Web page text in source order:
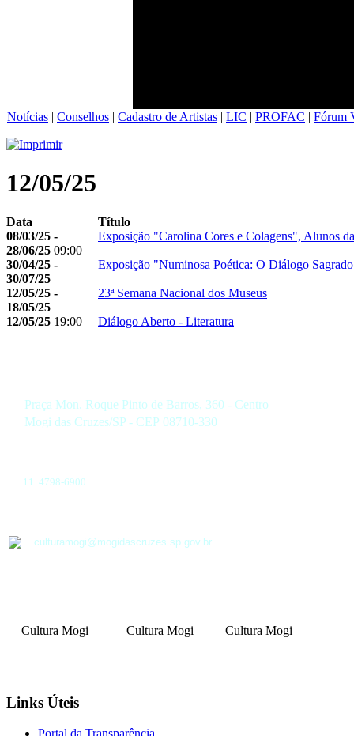
Notícias | Conselhos | Cadastro de Artistas | LIC | PROFAC | Fórum
12/05/25
Data
Título
08/03/25 -
28/06/25 09:00
Exposição "Carolina Cores e Colagens", Alunos
30/04/25 -
30/07/25
Exposição "Numinosa Poética: O Diálogo
12/05/25 -
18/05/25
23ª Semana Nacional dos Museus
12/05/25 19:00 Diálogo Aberto - Literatura
Praça Mon. Roque Pinto de Barros, 360 - Centro
Mogi das Cruzes/SP - CEP 08710-330
11 4798-6900
culturamogi@mogidascruzes.sp.gov.br
Cultura Mogi Cultura Mogi Cultura Mogi
Links Úteis